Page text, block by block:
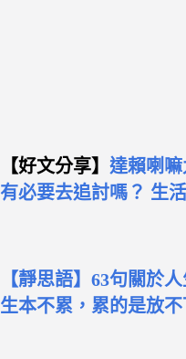
【好文分享】 達賴喇嘛
有必要去追討嗎？ 生
【靜思語】63句關於
生本不累，累的是放